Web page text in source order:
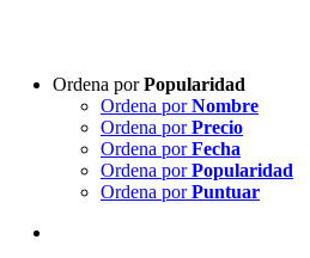
Ordena porPopularidad
Ordena porNombre
Ordena porPrecio
Ordena porFecha
Ordena porPopularidad
Ordena porPuntuar